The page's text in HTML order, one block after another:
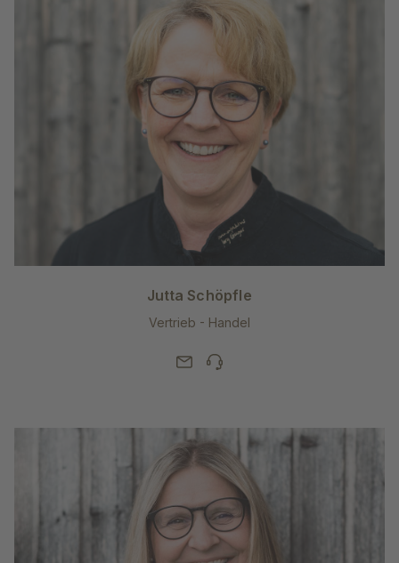
Jutta Schöpfle
Vertrieb - Handel